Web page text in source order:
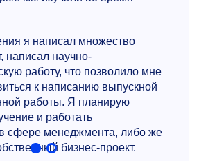
я написал множество
написал научно-
работу, что позволило мне
к написанию выпускной
работы. Я планирую
и работать
сфере менеджмента, либо же
бизнес-проект.